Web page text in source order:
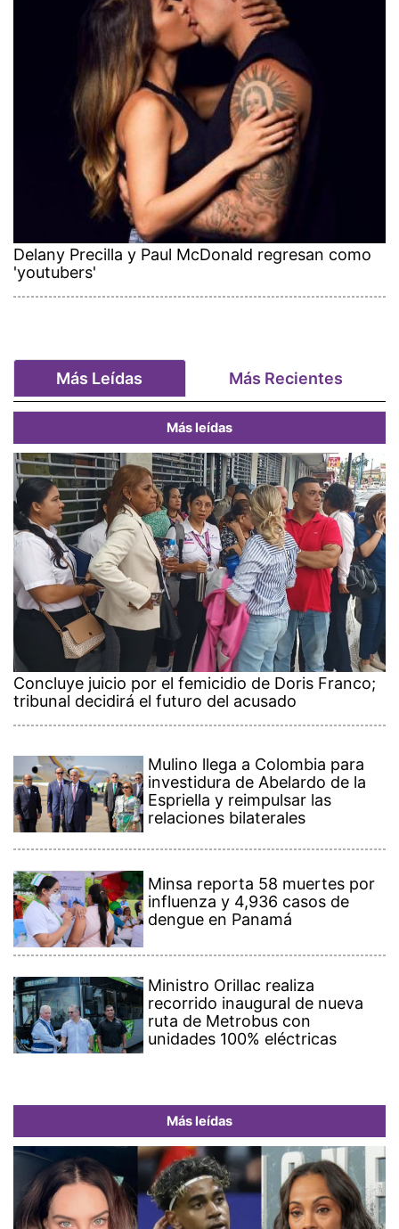
Delany Precilla y Paul McDonald regresan como
'youtubers'
Más Leídas Más Recientes
Más leídas
Concluye juicio por el femicidio de Doris Franco;
tribunal decidirá el futuro del acusado
Mulino llega a Colombia para
investidura de Abelardo de la
Espriella y reimpulsar las
relaciones bilaterales
Minsa reporta 58 muertes por
influenza y 4,936 casos de
dengue en Panamá
Ministro Orillac realiza
recorrido inaugural de nueva
ruta de Metrobus con
unidades 100% eléctricas
Más leídas